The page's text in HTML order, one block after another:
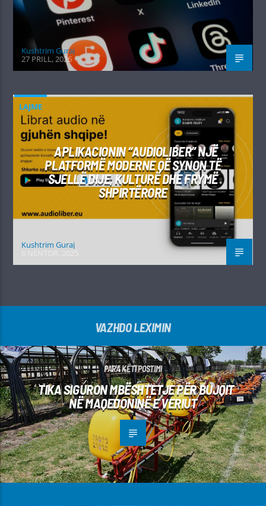
Kushtrim Guraj
27 PRILL, 2026
LAJME
APLIKACIONIN “AUDIOLIBER” NJË
PLATFORMË MODERNE QË SYNON TË
SJELLË DIJE, KULTURË DHE FRYMË
SHPIRTËRORE
Kushtrim Guraj
VAZHDO LEXIMIN
PARA KËTI POSTIMI
TIKA SIGURON MBËSHTETJE PËR BUJQIT
NË MAQEDONINË E VERIUT